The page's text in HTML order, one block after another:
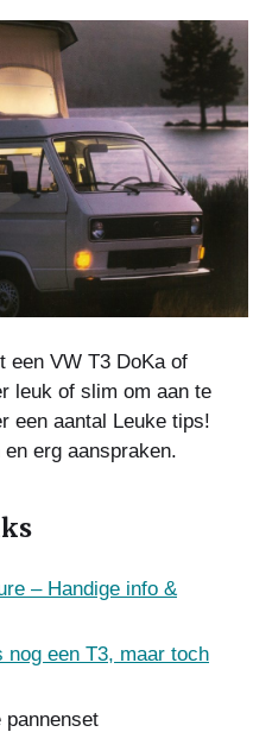
een VW T3 DoKa of
leuk of slim om aan te
een aantal Leuke tips!
erg aanspraken.
– Handige info &
nog een T3, maar toch